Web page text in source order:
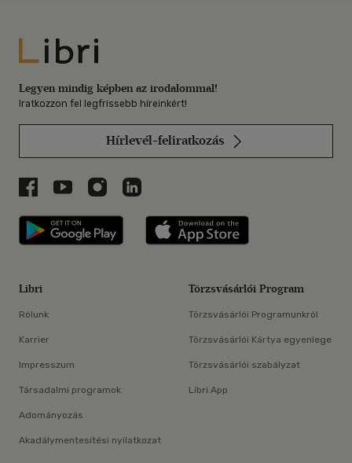
Libri
Legyen mindig képben az irodalommal!
Iratkozzon fel legfrissebb híreinkért!
Hírlevél-feliratkozás
Libri a Facebookon
Libri a Youtube-on
Libri az Instagramon
Libri a LinkedInen
Libri applikáció Szerezd meg: Google
Libri
Rólunk
Karrier
Impresszum
Társadalmi programok
Adományozás
Akadálymentesítési nyilatkozat
Törzsvásárlói Program
Törzsvásárlói Programunkról
Törzsvásárlói Kártya egyenlege
Törzsvásárlói szabályzat
Libri App